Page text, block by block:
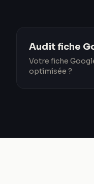
Audit fiche
Votre fiche
optimisée ?